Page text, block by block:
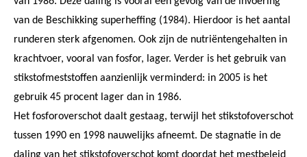
van de Beschikking superheffing (1984). Hierdoor is het aantal
runderen sterk afgenomen. Ook zijn de nutriëntengehalten in
krachtvoer, vooral van fosfor, lager. Verder is het gebruik van
stikstofmeststoffen aanzienlijk verminderd: in 2005 is het
gebruik 45 procent lager dan in 1986.
Het fosforoverschot daalt gestaag, terwijl het stikstofoverschot
tussen 1990 en 1998 nauwelijks afneemt. De stagnatie in de